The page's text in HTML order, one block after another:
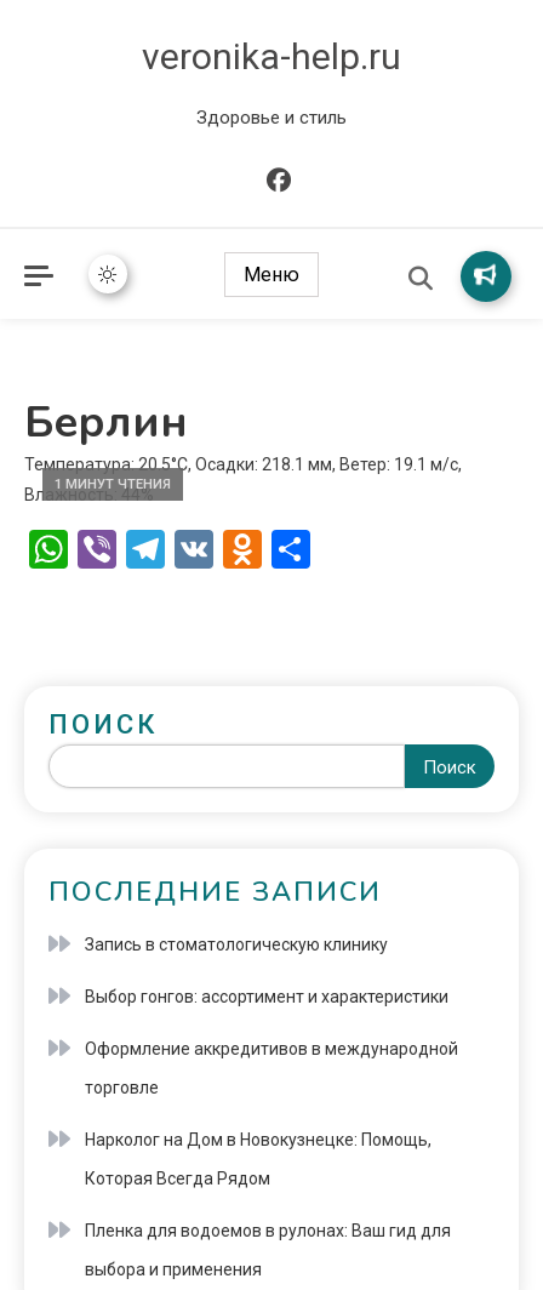
veronika-help.ru
Здоровье и стиль
Меню
Берлин
1 МИНУТ ЧТЕНИЯ
Температура: 20.5°C, Осадки: 218.1 мм, Ветер: 19.1 м/с,
Влажность: 44%
WhatsApp
ViberTelegram
VK Odnoklassniki
ПОИСК
Поиск
ПОСЛЕДНИЕ ЗАПИСИ
Запись в стоматологическую клинику
Выбор гонгов: ассортимент и характеристики
Оформление аккредитивов в международной
торговле
Нарколог на Дом в Новокузнецке: Помощь,
Которая Всегда Рядом
Пленка для водоемов в рулонах: Ваш гид для
выбора и применения